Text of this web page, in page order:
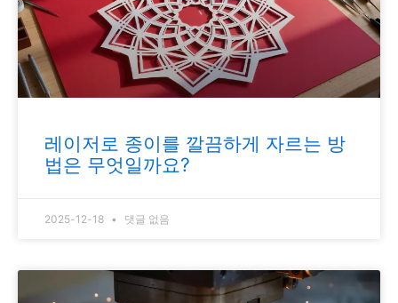
레이저로 종이를 깔끔하게 자르는 방
법은 무엇일까요?
2025-12-18 댓글 없음